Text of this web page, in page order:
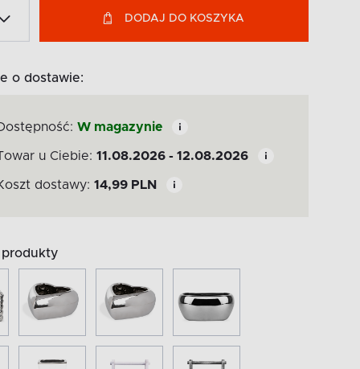
DODAJ DO KOSZYKA
o dostawie:
W magazynie
u Ciebie: 11.08.2026 - 12.08.2026
dostawy: 14,99 PLN